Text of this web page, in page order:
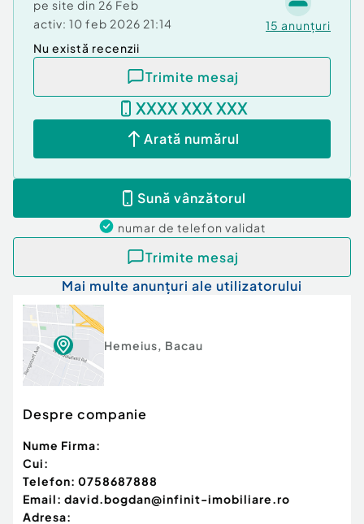
pe site din 26 Feb
activ: 10 feb 2026 21:14 15 anunțuri
Nu există recenzii
Trimite mesaj
XXXX XXX XXX
Arată numărul
Sună vânzătorul
numar de telefon validat
Trimite mesaj
Mai multe anunțuri ale utilizatorului
Hemeius, Bacau
Despre companie
Nume Firma:
Cui:
Telefon: 0758687888
Email: david.bogdan@infinit-imobiliare.ro
Adresa: